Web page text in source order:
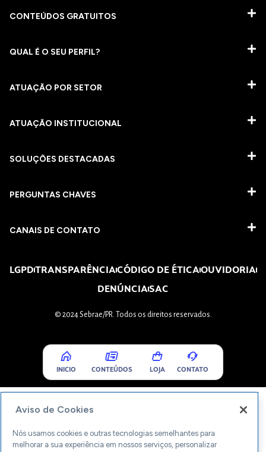
CONTEÚDOS GRATUITOS
QUAL É O SEU PERFIL?
ATUAÇÃO POR SETOR
ATUAÇÃO INSTITUCIONAL
SOLUÇÕES DESTACADAS
PERGUNTAS CHAVES​
CANAIS DE CONTATO
LGPDTRANSPARÊNCIACÓDIGO DE ÉTICAOUVIDORIA
DENÚNCIASAC
© 2024 Sebrae/PR. Todos os direitos reservados.
INICIO CONTEÚDOS LOJA CONTATO
Aviso de Cookies
Nós usamos cookies e outras tecnologias semelhantes para
melhorar a sua experiência em nossos serviços, personalizar